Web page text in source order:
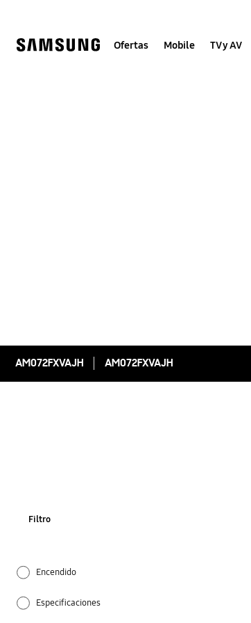
Ofertas Mobile TV y AV
AM072FXVAJH AM072FXVAJH
Filtro
Encendido
Especificaciones